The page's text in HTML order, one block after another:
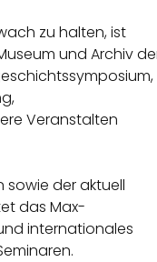
zu halten, ist
und Archiv
Veranstalten
sowie der aktuell
das Max-
internationales